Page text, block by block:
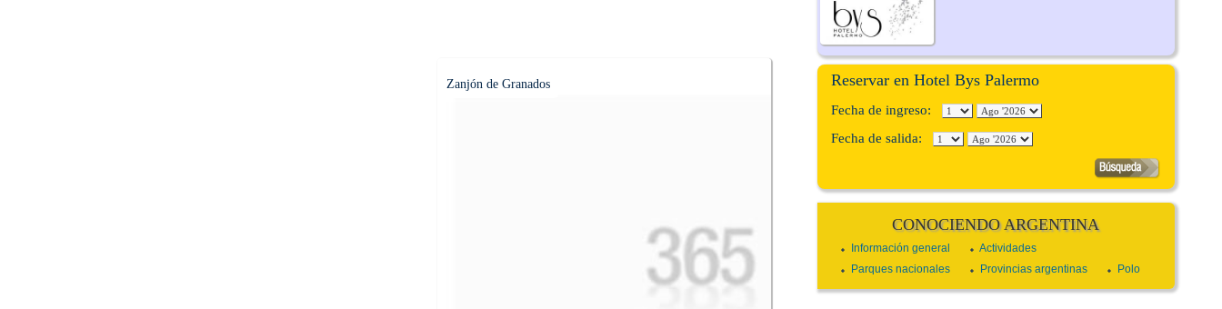
Zanjón de Granados Reservar en Hotel Bys Palermo
Fecha de ingreso:
Fecha de salida:
CONOCIENDO ARGENTINA
Información general
Actividades
Parques nacionales
Provincias argentinas Polo